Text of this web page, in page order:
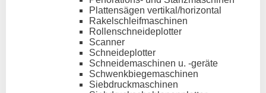
Plattensägen vertikal/horizontal
Rakelschleifmaschinen
Rollenschneideplotter
Scanner
Schneideplotter
Schneidemaschinen u. -geräte
Schwenkbiegemaschinen
Siebdruckmaschinen